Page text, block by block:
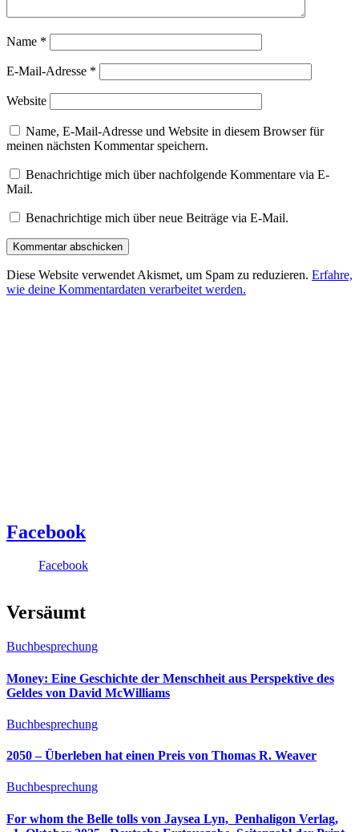
Name *
E-Mail-Adresse *
Website
Name, E-Mail-Adresse und Website in diesem Browser für
meinen nächsten Kommentar speichern.
Benachrichtige mich über nachfolgende Kommentare via E-
Mail.
Benachrichtige mich über neue Beiträge via E-Mail.
Diese Website verwendet Akismet, um Spam zu reduzieren. Erfahre,
wie deine Kommentardaten verarbeitet werden.
Facebook
Facebook
Versäumt
Buchbesprechung
Money: Eine Geschichte der Menschheit aus Perspektive des
Geldes von David McWilliams
Buchbesprechung
2050 – Überleben hat einen Preis von Thomas R. Weaver
Buchbesprechung
For whom the Belle tolls von Jaysea Lyn, ‎ Penhaligon Verlag,